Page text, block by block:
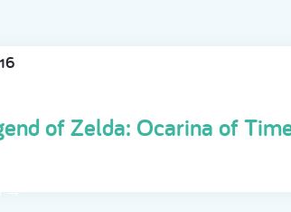
of Zelda: Ocarina of